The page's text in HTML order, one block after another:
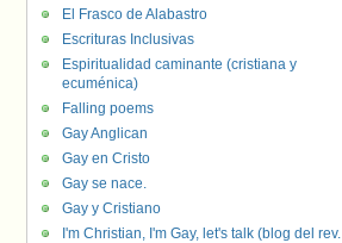
El Frasco de Alabastro
Escrituras Inclusivas
Espiritualidad caminante (cristiana y
ecuménica)
Falling poems
Gay Anglican
Gay en Cristo
Gay se nace.
Gay y Cristiano
I'm Christian, I'm Gay, let's talk (blog del rev.